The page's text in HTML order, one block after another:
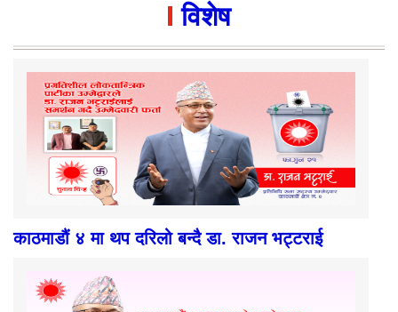
विशेष
काठमाडौं ४ मा थप दरिलो बन्दै डा. राजन भट्टराई